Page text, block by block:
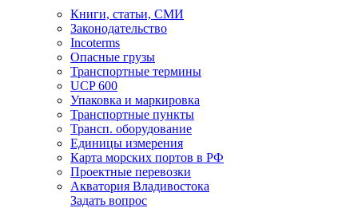
Книги, статьи, СМИ
Законодательство
Incoterms
Опасные грузы
Транспортные термины
UCP 600
Упаковка и маркировка
Транспортные пункты
Трансп. оборудование
Единицы измерения
Карта морских портов в РФ
Проектные перевозки
Акватория Владивостока
Задать вопрос